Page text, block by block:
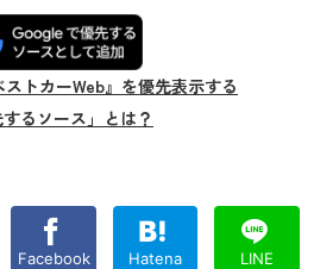
トカーWeb』を優先表示する
するソース」とは？
Facebook Hatena LINE